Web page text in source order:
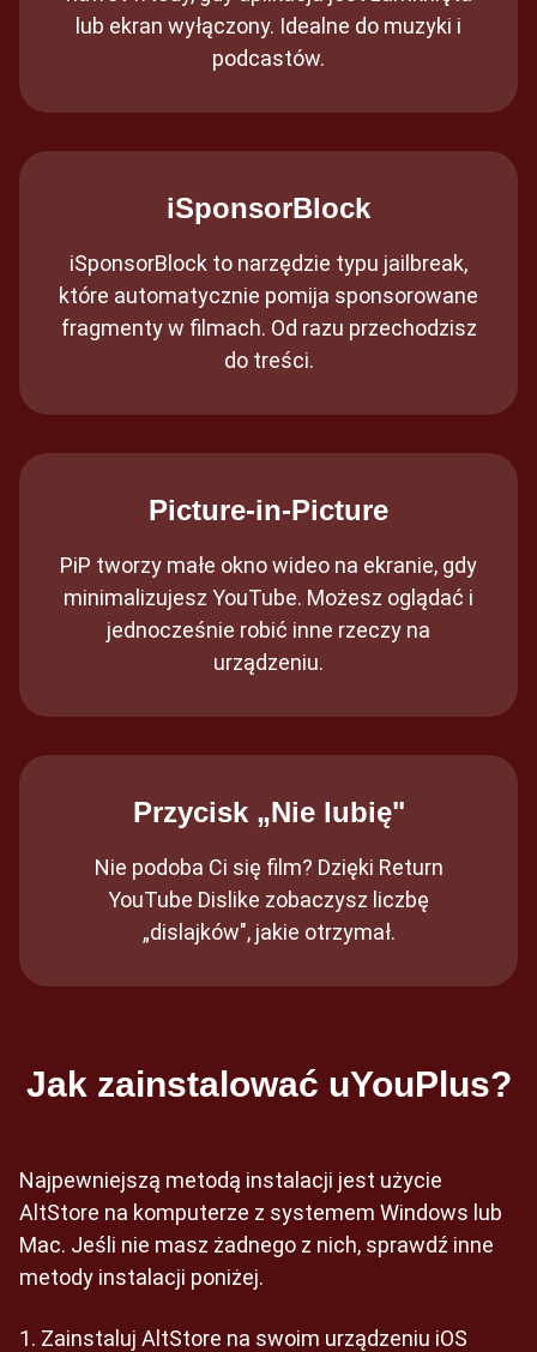
lub ekran wyłączony. Idealne do muzyki i
podcastów.
iSponsorBlock
iSponsorBlock to narzędzie typu jailbreak,
które automatycznie pomija sponsorowane
fragmenty w filmach. Od razu przechodzisz
do treści.
Picture-in-Picture
PiP tworzy małe okno wideo na ekranie, gdy
minimalizujesz YouTube. Możesz oglądać i
jednocześnie robić inne rzeczy na
urządzeniu.
Przycisk „Nie lubię"
Nie podoba Ci się film? Dzięki Return
YouTube Dislike zobaczysz liczbę
„dislajków", jakie otrzymał.
Jak zainstalować uYouPlus?
Najpewniejszą metodą instalacji jest użycie
AltStore na komputerze z systemem Windows lub
Mac. Jeśli nie masz żadnego z nich, sprawdź inne
metody instalacji poniżej.
Zainstaluj AltStore na swoim urządzeniu iOS